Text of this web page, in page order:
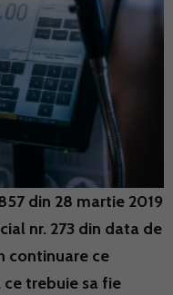
din 28 martie 2019
nr. 273 din data de
continuare ce
trebuie sa fie